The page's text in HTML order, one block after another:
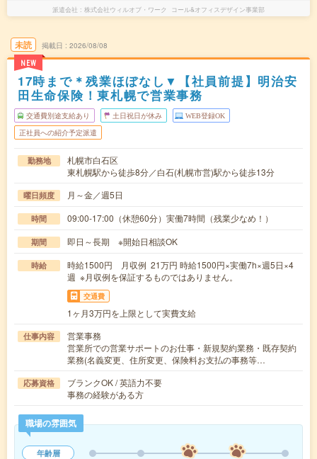
派遣会社 株式会社ウィルオブ・ワーク コール&オフィスデザイン事業部
未読
NEW
掲載日 2026/08/08
17時まで＊残業ほぼなし▼【社員前提】明治安
田生命保険！東札幌で営業事務
交通費別途支給あり 土日祝日が休み WEB登録OK
正社員への紹介予定派遣
勤務地
札幌市白石区
東札幌駅から徒歩8分／白石(札幌市営)駅から徒歩13分
曜日頻度 月～金／週5日
時間 09:00-17:00（休憩60分）実働7時間（残業少なめ！）
期間 即日～長期 ※開始日相談OK
時給
時給1500円 月収例 21万円 時給1500円×実働7h×週5日×4
週 ※月収例を保証するものではありません。
交通費
1ヶ月3万円を上限として実費支給
仕事内容
営業事務
営業所での営業サポートのお仕事・新規契約業務・既存契約
業務(名義変更、住所変更、保険料お支払の事務等…
応募資格
ブランクOK / 英語力不要
事務の経験がある方
職場の雰囲気
年齢層